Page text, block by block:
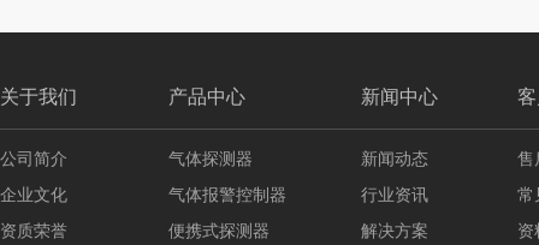
关于我们 产品中心 新闻中心
公司简介
企业文化
资质荣誉
气体探测器
气体报警控制器
便携式探测器
新闻动态
行业资讯
解决方案
售
常
资